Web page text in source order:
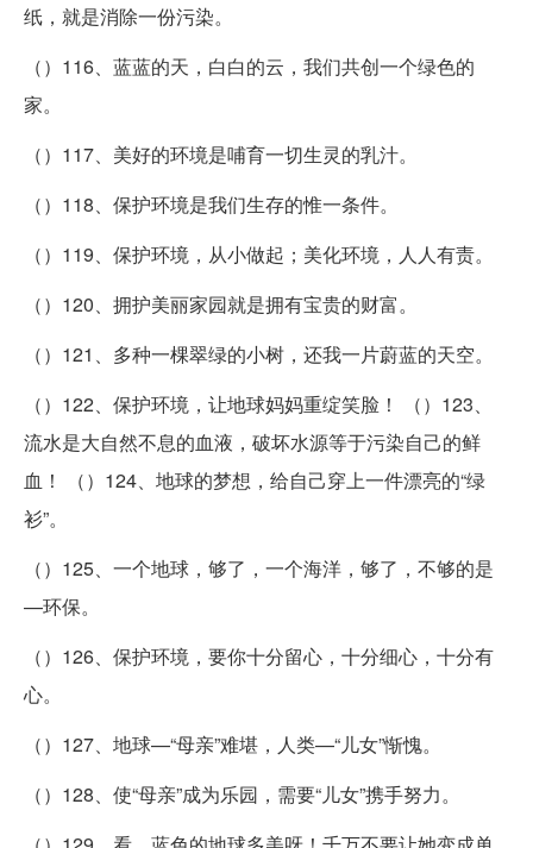
纸，就是消除一份污染。
（）116、蓝蓝的天，白白的云，我们共创一个绿色的
家。
（）117、美好的环境是哺育一切生灵的乳汁。
（）118、保护环境是我们生存的惟一条件。
（）119、保护环境，从小做起；美化环境，人人有责。
（）120、拥护美丽家园就是拥有宝贵的财富。
（）121、多种一棵翠绿的小树，还我一片蔚蓝的天空。
（）122、保护环境，让地球妈妈重绽笑脸！ （）123、
流水是大自然不息的血液，破坏水源等于污染自己的鲜
血！ （）124、地球的梦想，给自己穿上一件漂亮的“绿
衫”。
（）125、一个地球，够了，一个海洋，够了，不够的是
—环保。
（）126、保护环境，要你十分留心，十分细心，十分有
心。
（）127、地球—“母亲”难堪，人类—“儿女”惭愧。
（）128、使“母亲”成为乐园，需要“儿女”携手努力。